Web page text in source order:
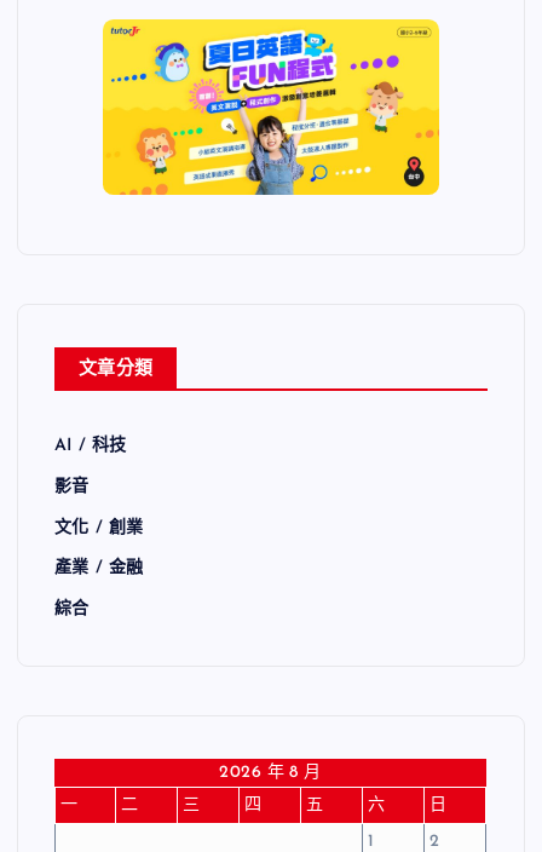
文章分類
AI / 科技
影音
文化 / 創業
產業 / 金融
綜合
2026 年 8 月
一
二 三 四 五 六
日
1
2